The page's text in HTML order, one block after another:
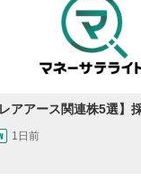
すると
の再生リスト
1日前